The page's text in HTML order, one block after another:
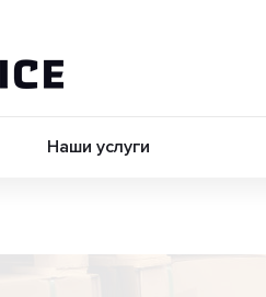
Наши услуги